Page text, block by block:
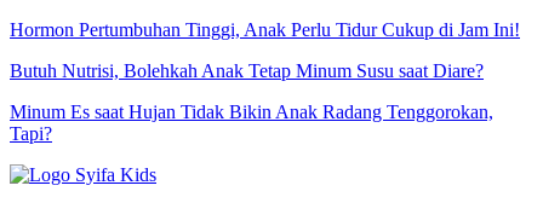
Hormon Pertumbuhan Tinggi, Anak Perlu Tidur Cukup di Jam Ini!
Butuh Nutrisi, Bolehkah Anak Tetap Minum Susu saat Diare?
Minum Es saat Hujan Tidak Bikin Anak Radang Tenggorokan,
Tapi?